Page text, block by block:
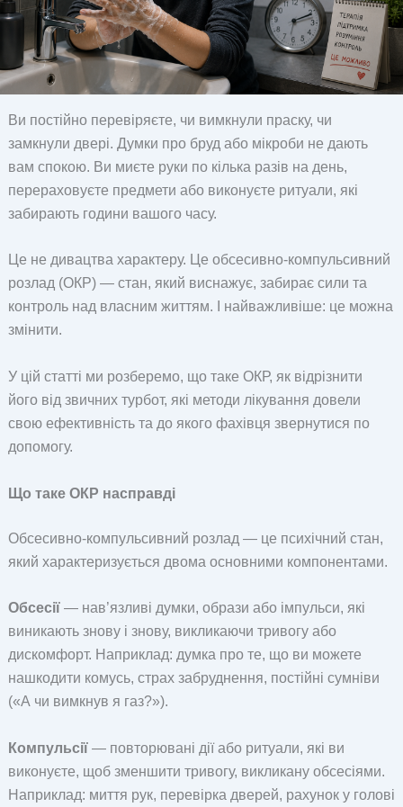
Ви постійно перевіряєте, чи вимкнули праску, чи
замкнули двері. Думки про бруд або мікроби не дають
вам спокою. Ви миєте руки по кілька разів на день,
перераховуєте предмети або виконуєте ритуали, які
забирають години вашого часу.
Це не дивацтва характеру. Це обсесивно-компульсивний
розлад (ОКР) — стан, який виснажує, забирає сили та
контроль над власним життям. І найважливіше: це можна
змінити.
У цій статті ми розберемо, що таке ОКР, як відрізнити
його від звичних турбот, які методи лікування довели
свою ефективність та до якого фахівця звернутися по
допомогу.
Що таке ОКР насправді
Обсесивно-компульсивний розлад — це психічний стан,
який характеризується двома основними компонентами.
Обсесії— нав’язливі думки, образи або імпульси, які
виникають знову і знову, викликаючи тривогу або
дискомфорт. Наприклад: думка про те, що ви можете
нашкодити комусь, страх забруднення, постійні сумніви
(«А чи вимкнув я газ?»).
Компульсії— повторювані дії або ритуали, які ви
виконуєте, щоб зменшити тривогу, викликану обсесіями.
Наприклад: миття рук, перевірка дверей, рахунок у голові